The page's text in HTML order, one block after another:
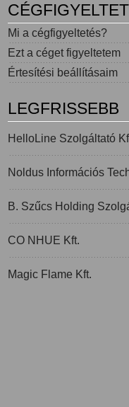
Mi a cégfigyeltetés?
Ezt a céget figyeltetem
Értesítési beállításaim
LEGFRISSEBB
HelloLine Szolgáltató
Noldus Információs
B. Szűcs Holding
CO NHUE Kft.
Magic Flame Kft.